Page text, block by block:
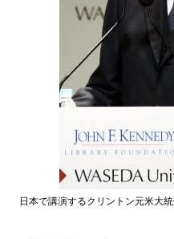
日本で講演するクリントン元米大